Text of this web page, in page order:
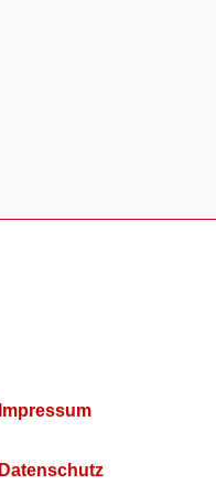
Impressum
Datenschutz